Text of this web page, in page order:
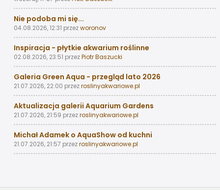
Nie podoba mi się...
04.08.2026, 12:31 przezworonov
Inspiracja - płytkie akwarium roślinne
02.08.2026, 23:51 przezPiotr Baszucki
Galeria Green Aqua - przegląd lato 2026
21.07.2026, 22:00 przezroslinyakwariowe.pl
Aktualizacja galerii Aquarium Gardens
21.07.2026, 21:59 przezroslinyakwariowe.pl
Michał Adamek o AquaShow od kuchni
21.07.2026, 21:57 przezroslinyakwariowe.pl